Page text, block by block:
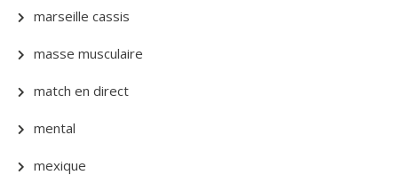
marseille cassis
masse musculaire
match en direct
mental
mexique